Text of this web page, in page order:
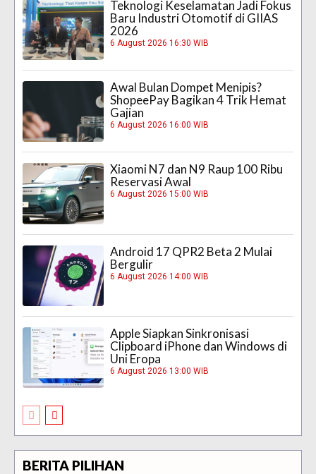
Teknologi Keselamatan Jadi Fokus
Baru Industri Otomotif di GIIAS
2026
6 August 2026 16:30 WIB
Awal Bulan Dompet Menipis?
ShopeePay Bagikan 4 Trik Hemat
Gajian
6 August 2026 16:00 WIB
Xiaomi N7 dan N9 Raup 100 Ribu
Reservasi Awal
6 August 2026 15:00 WIB
Android 17 QPR2 Beta 2 Mulai
Bergulir
6 August 2026 14:00 WIB
Apple Siapkan Sinkronisasi
Clipboard iPhone dan Windows di
Uni Eropa
6 August 2026 13:00 WIB
BERITA PILIHAN